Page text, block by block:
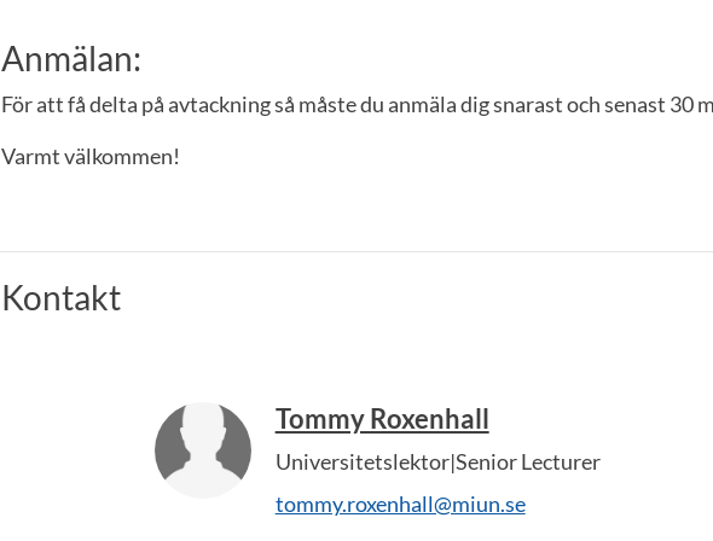
Anmälan:
För att få delta på avtackning så måste du anmäla dig snarast och senast 30
Varmt välkommen!
Kontakt
Tommy Roxenhall
Universitetslektor|Senior Lecturer
tommy.roxenhall@miun.se